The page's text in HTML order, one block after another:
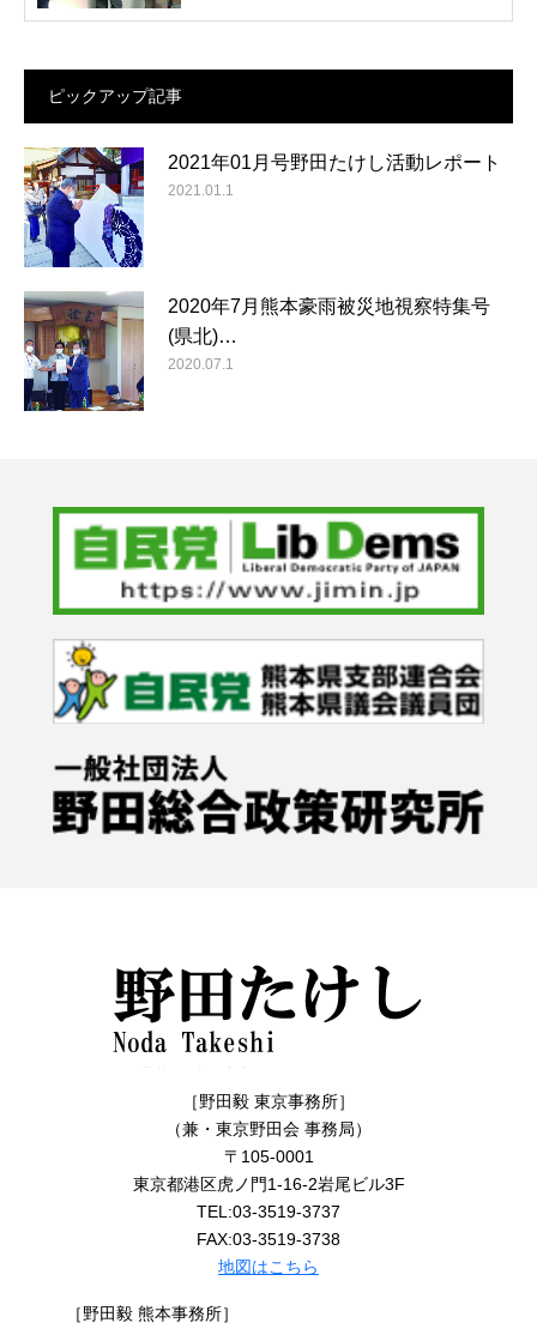
ピックアップ記事
2021年01月号野田たけし活動レポート
2021.01.1
2020年7月熊本豪雨被災地視察特集号
(県北)…
2020.07.1
［野田毅 東京事務所］
（兼・東京野田会 事務局）
〒105-0001
東京都港区虎ノ門1-16-2岩尾ビル3F
TEL:03-3519-3737
FAX:03-3519-3738
地図はこちら
［野田毅 熊本事務所］